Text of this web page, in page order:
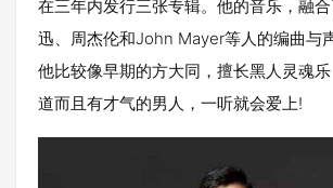
在三年内发行三张专辑。他的音乐，融
迅、周杰伦和John Mayer等人的编曲与
他比较像早期的方大同，擅长黑人灵魂
道而且有才气的男人，一听就会爱上!